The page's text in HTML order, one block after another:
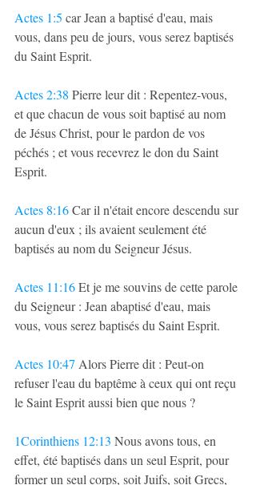
Actes 1:5 car Jean a baptisé d'eau, mais
vous, dans peu de jours, vous serez baptisés
du Saint Esprit.
Actes 2:38 Pierre leur dit : Repentez-vous,
et que chacun de vous soit baptisé au nom
de Jésus Christ, pour le pardon de vos
péchés ; et vous recevrez le don du Saint
Esprit.
Actes 8:16 Car il n'était encore descendu sur
aucun d'eux ; ils avaient seulement été
baptisés au nom du Seigneur Jésus.
Actes 11:16 Et je me souvins de cette parole
du Seigneur : Jean abaptisé d'eau, mais
vous, vous serez baptisés du Saint Esprit.
Actes 10:47 Alors Pierre dit : Peut-on
refuser l'eau du baptême à ceux qui ont reçu
le Saint Esprit aussi bien que nous ?
1Corinthiens 12:13 Nous avons tous, en
effet, été baptisés dans un seul Esprit, pour
former un seul corps, soit Juifs, soit Grecs,